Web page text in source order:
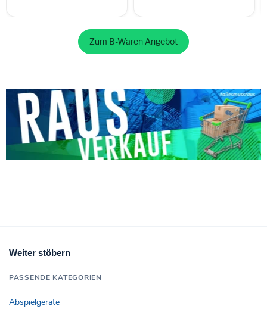
Zum B-Waren Angebot
Weiter stöbern
PASSENDE KATEGORIEN
Abspielgeräte